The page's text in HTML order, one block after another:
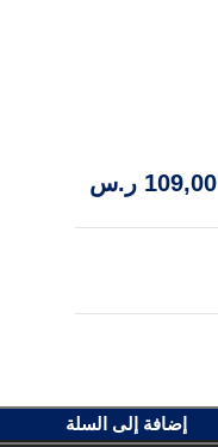
109,00 ر.س
إضافة إلى السلة